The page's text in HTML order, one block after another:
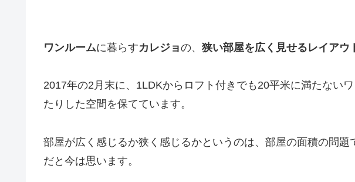
ワンルームに暮らすカレジョの、 狭い部屋を広く見せるレイアウ
2017年の2月末に、1LDKからロフト付きでも20平米に満たない
たりした空間を保てています。
部屋が広く感じるか狭く感じるかというのは、部屋の面積の問
だと今は思います。